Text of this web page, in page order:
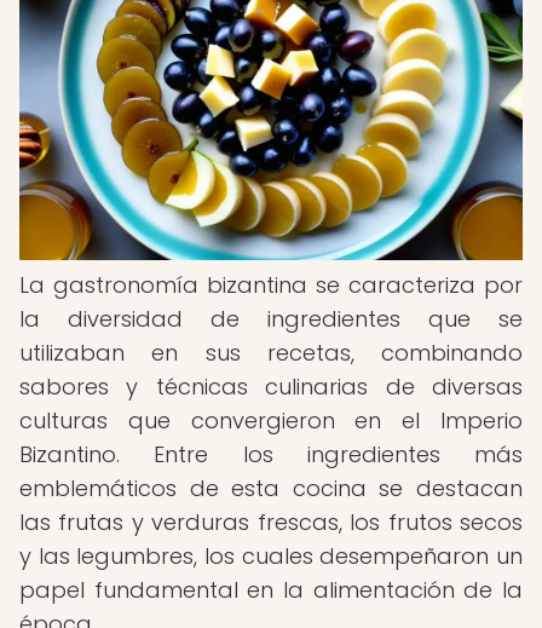
La gastronomía bizantina se caracteriza por
la diversidad de ingredientes que se
utilizaban en sus recetas, combinando
sabores y técnicas culinarias de diversas
culturas que convergieron en el Imperio
Bizantino. Entre los ingredientes más
emblemáticos de esta cocina se destacan
las frutas y verduras frescas, los frutos secos
y las legumbres, los cuales desempeñaron un
papel fundamental en la alimentación de la